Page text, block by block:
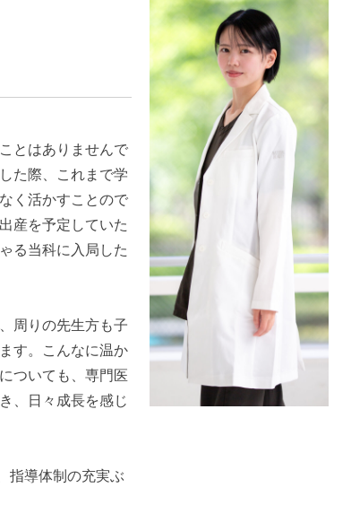
とはありませんで
た際、これまで学
く活かすことので
産を予定していた
る当科に入局した
周りの先生方も子
す。こんなに温か
ついても、専門医
、日々成長を感じ
指導体制の充実ぶ